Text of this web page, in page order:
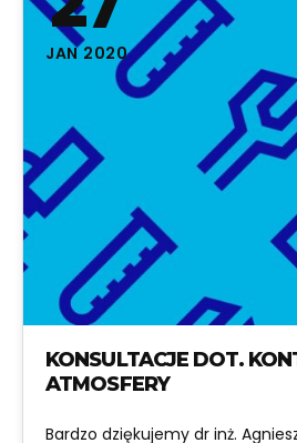
JAN 2020
KONSULTACJE DOT.
ATMOSFERY
Bardzo dziękujemy dr inż.